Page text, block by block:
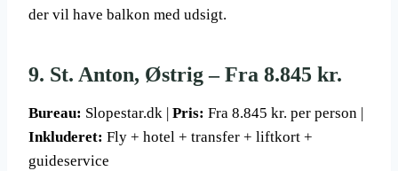
der vil have balkon med udsigt.
9. St. Anton, Østrig – Fra 8.845 kr.
Bureau: Slopestar.dk | Pris: Fra 8.845 kr. per person |
Inkluderet: Fly + hotel + transfer + liftkort +
guideservice